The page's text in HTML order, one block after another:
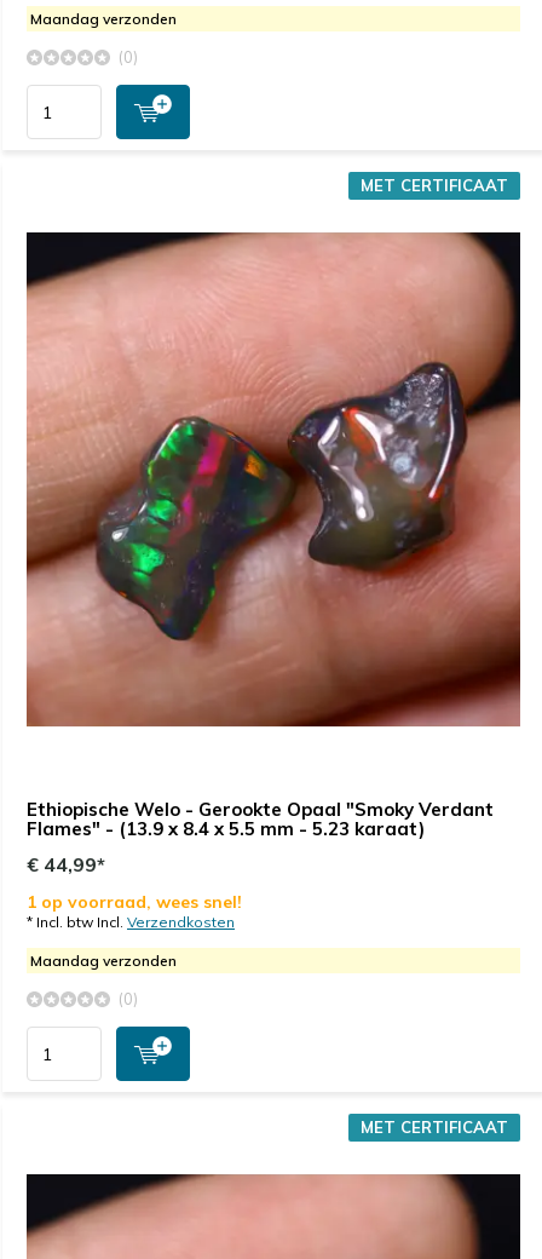
Maandag verzonden
(0)
Ethiopische Welo - Gerookte Opaal "Smoky Verdant
Flames" - (13.9 x 8.4 x 5.5 mm - 5.23 karaat)
MET CERTIFICAAT
€ 44,99*
1 op voorraad, wees snel!
* Incl. btw Incl. Verzendkosten
Maandag verzonden
(0)
MET CERTIFICAAT